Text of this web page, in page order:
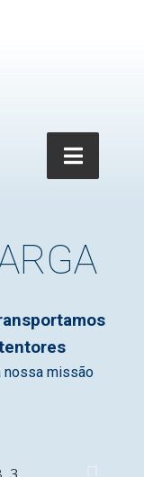
nossa missão